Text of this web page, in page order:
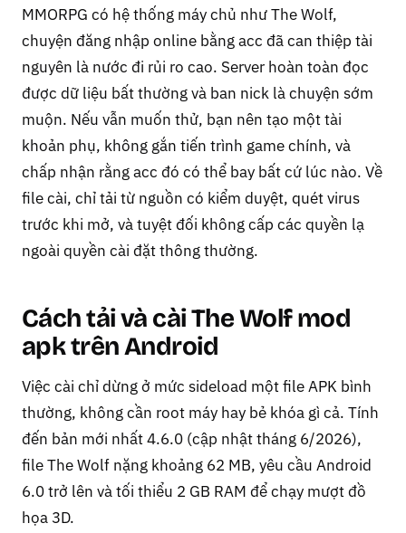
MMORPG có hệ thống máy chủ như The Wolf,
chuyện đăng nhập online bằng acc đã can thiệp tài
nguyên là nước đi rủi ro cao. Server hoàn toàn đọc
được dữ liệu bất thường và ban nick là chuyện sớm
muộn. Nếu vẫn muốn thử, bạn nên tạo một tài
khoản phụ, không gắn tiến trình game chính, và
chấp nhận rằng acc đó có thể bay bất cứ lúc nào. Về
file cài, chỉ tải từ nguồn có kiểm duyệt, quét virus
trước khi mở, và tuyệt đối không cấp các quyền lạ
ngoài quyền cài đặt thông thường.
Cách tải và cài The Wolf mod
apk trên Android
Việc cài chỉ dừng ở mức sideload một file APK bình
thường, không cần root máy hay bẻ khóa gì cả. Tính
đến bản mới nhất 4.6.0 (cập nhật tháng 6/2026),
file The Wolf nặng khoảng 62 MB, yêu cầu Android
6.0 trở lên và tối thiểu 2 GB RAM để chạy mượt đồ
họa 3D.